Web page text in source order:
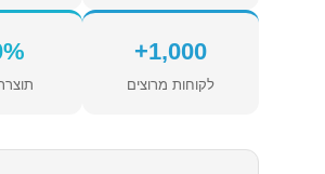
1,000+
לקוחות מרוצים